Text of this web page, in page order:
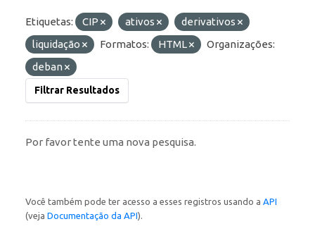
Etiquetas: CIP ativos
derivativos
liquidação
Formatos: HTML
Organizações:
deban
Filtrar Resultados
Por favor tente uma nova pesquisa.
Você também pode ter acesso a esses registros usando a API
(veja Documentação da API).